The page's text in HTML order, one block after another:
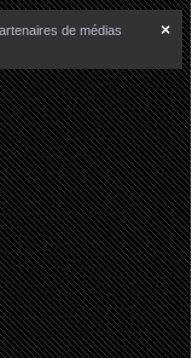
×
de médias